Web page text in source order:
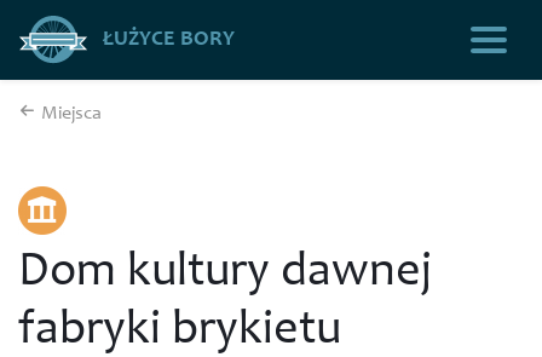
ŁUŻYCE BORY
Miejsca
Dom kultury dawnej
fabryki brykietu